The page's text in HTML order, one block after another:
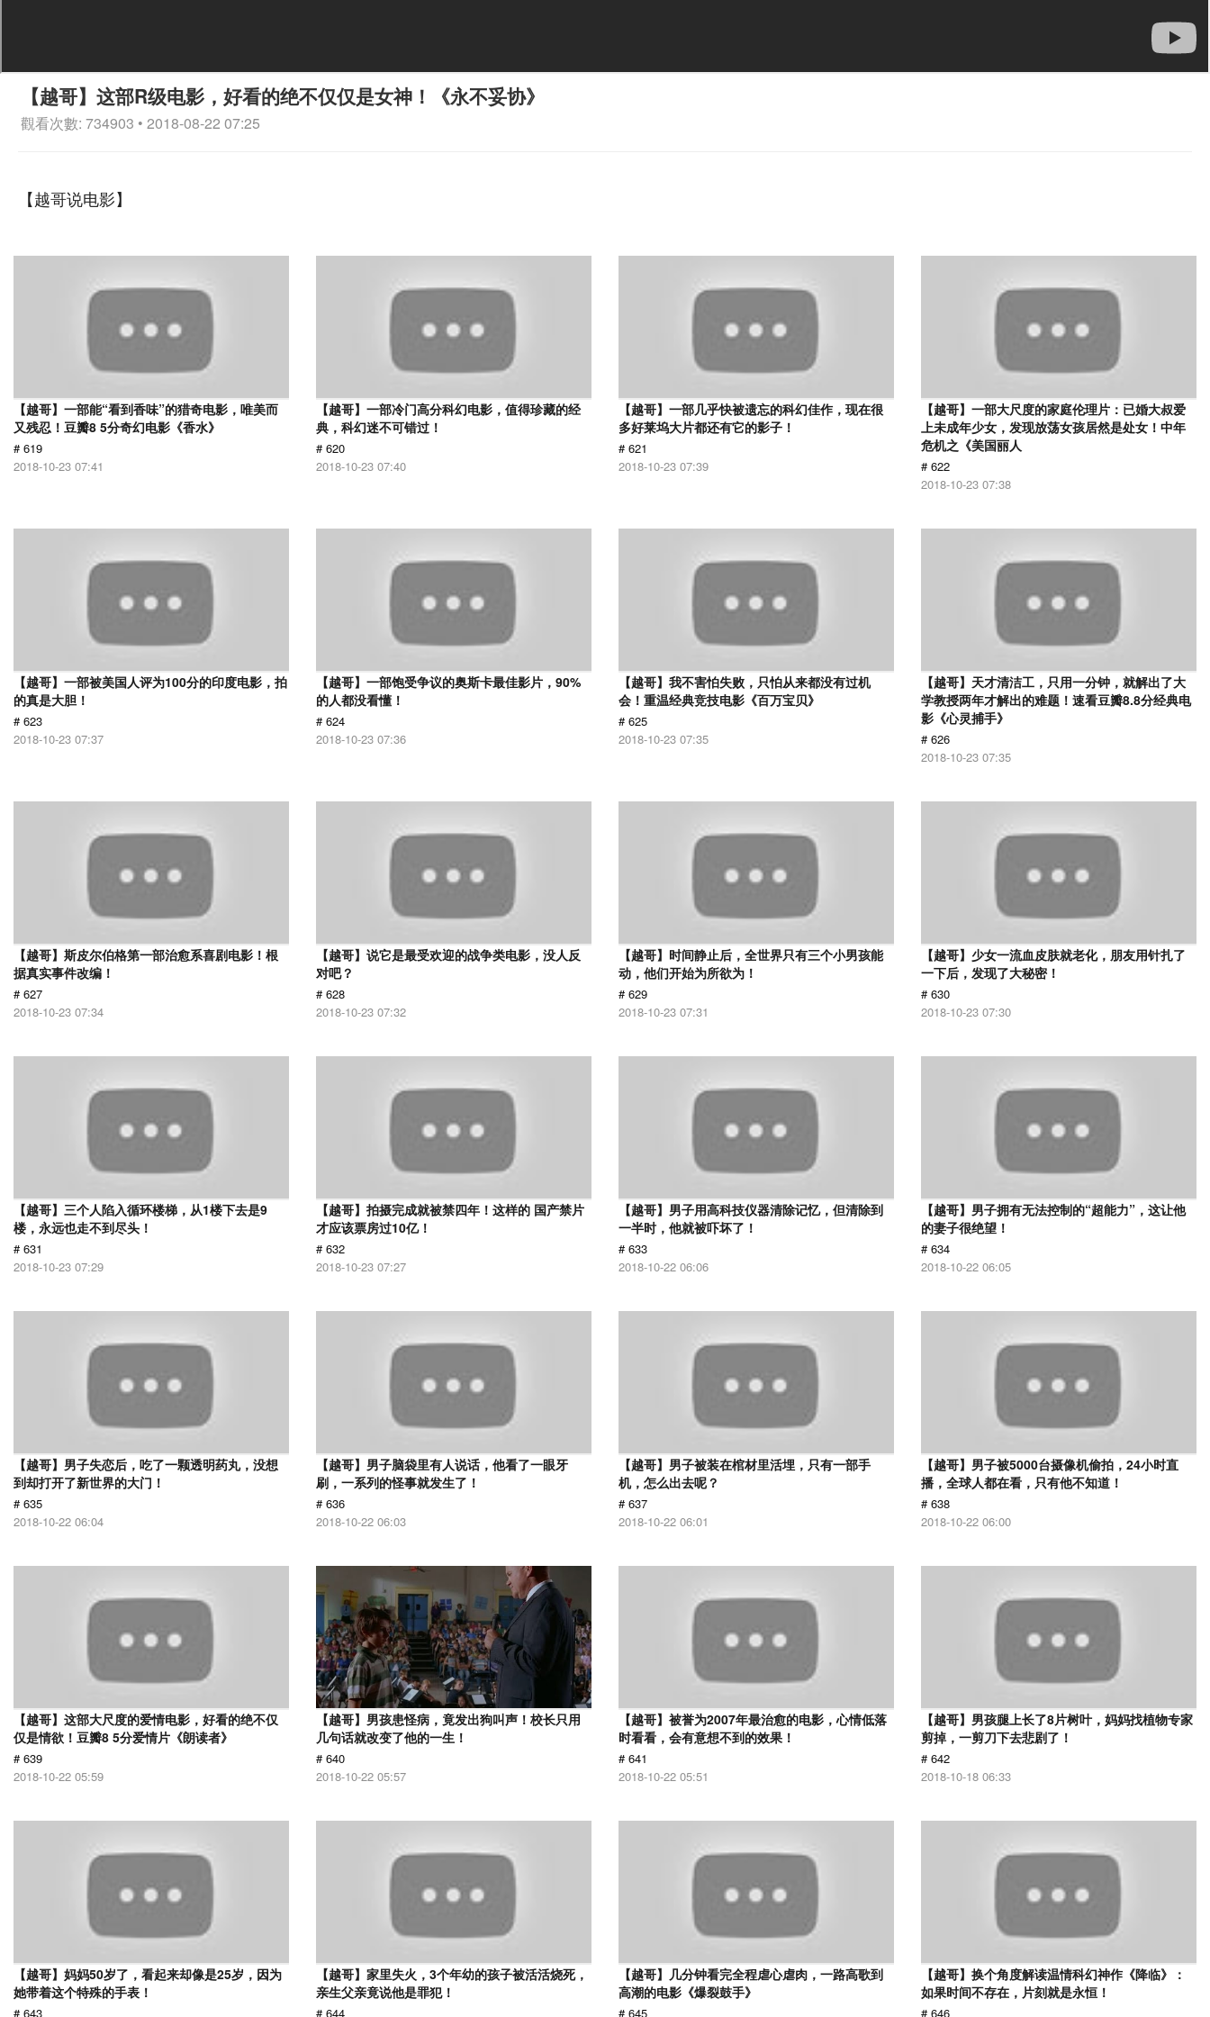
【越哥】这部R级电影，好看的绝不仅仅是女神！《永不妥协》
觀看次數: 734903 • 2018-08-22 07:25
【越哥说电影】
【越哥】一部能“看到香味”的猎奇电影，唯美而
又残忍！豆瓣8 5分奇幻电影《香水》
# 619
2018-10-23 07:41
【越哥】一部冷门高分科幻电影，值得珍藏的经
典，科幻迷不可错过！
# 620
2018-10-23 07:40
【越哥】一部几乎快被遗忘的科幻佳作，现在很
多好莱坞大片都还有它的影子！
# 621
2018-10-23 07:39
【越哥】一部大尺度的家庭伦理片：已婚大叔爱
上未成年少女，发现放荡女孩居然是处女！中年
危机之《美国丽人
# 622
2018-10-23 07:38
【越哥】一部被美国人评为100分的印度电影，拍
的真是大胆！
# 623
2018-10-23 07:37
【越哥】一部饱受争议的奥斯卡最佳影片，90%
的人都没看懂！
# 624
2018-10-23 07:36
【越哥】我不害怕失败，只怕从来都没有过机
会！重温经典竞技电影《百万宝贝》
# 625
2018-10-23 07:35
【越哥】天才清洁工，只用一分钟，就解出了大
学教授两年才解出的难题！速看豆瓣8.8分经典电
影《心灵捕手》
# 626
2018-10-23 07:35
【越哥】斯皮尔伯格第一部治愈系喜剧电影！根
据真实事件改编！
# 627
2018-10-23 07:34
【越哥】说它是最受欢迎的战争类电影，没人反
对吧？
# 628
2018-10-23 07:32
【越哥】时间静止后，全世界只有三个小男孩能
动，他们开始为所欲为！
# 629
2018-10-23 07:31
【越哥】少女一流血皮肤就老化，朋友用针扎了
一下后，发现了大秘密！
# 630
2018-10-23 07:30
【越哥】三个人陷入循环楼梯，从1楼下去是9
楼，永远也走不到尽头！
# 631
2018-10-23 07:29
【越哥】拍摄完成就被禁四年！这样的 国产禁片
才应该票房过10亿！
# 632
2018-10-23 07:27
【越哥】男子用高科技仪器清除记忆，但清除到
一半时，他就被吓坏了！
# 633
2018-10-22 06:06
【越哥】男子拥有无法控制的“超能力”，这让他
的妻子很绝望！
# 634
2018-10-22 06:05
【越哥】男子失恋后，吃了一颗透明药丸，没想
到却打开了新世界的大门！
# 635
2018-10-22 06:04
【越哥】男子脑袋里有人说话，他看了一眼牙
刷，一系列的怪事就发生了！
# 636
2018-10-22 06:03
【越哥】男子被装在棺材里活埋，只有一部手
机，怎么出去呢？
# 637
2018-10-22 06:01
【越哥】男子被5000台摄像机偷拍，24小时直
播，全球人都在看，只有他不知道！
# 638
2018-10-22 06:00
【越哥】这部大尺度的爱情电影，好看的绝不仅
仅是情欲！豆瓣8 5分爱情片《朗读者》
# 639
2018-10-22 05:59
【越哥】男孩患怪病，竟发出狗叫声！校长只用
几句话就改变了他的一生！
# 640
2018-10-22 05:57
【越哥】被誉为2007年最治愈的电影，心情低落
时看看，会有意想不到的效果！
# 641
2018-10-22 05:51
【越哥】男孩腿上长了8片树叶，妈妈找植物专家
剪掉，一剪刀下去悲剧了！
# 642
2018-10-18 06:33
【越哥】妈妈50岁了，看起来却像是25岁，因为
她带着这个特殊的手表！
# 643
【越哥】家里失火，3个年幼的孩子被活活烧死，
亲生父亲竟说他是罪犯！
# 644
【越哥】几分钟看完全程虐心虐肉，一路高歌到
高潮的电影《爆裂鼓手》
# 645
【越哥】换个角度解读温情科幻神作《降临》：
如果时间不存在，片刻就是永恒！
# 646